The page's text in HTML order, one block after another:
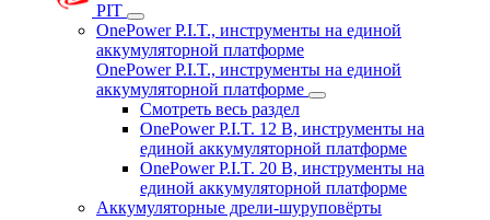
PIT
OnePower P.I.T., инструменты на единой
аккумуляторной платформе
OnePower P.I.T., инструменты на единой
аккумуляторной платформе
Смотреть весь раздел
OnePower P.I.T. 12 В, инструменты на
единой аккумуляторной платформе
OnePower P.I.T. 20 В, инструменты на
единой аккумуляторной платформе
Аккумуляторные дрели-шуруповёрты